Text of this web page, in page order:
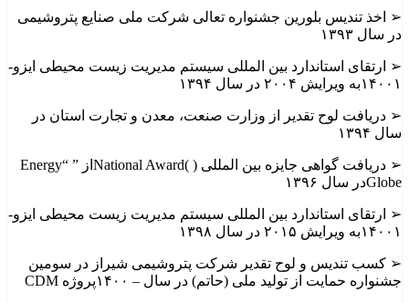
➢ اخذ تندیس بلورین جشنواره تعالی شرکت ملی صنایع پتروشیمی
در سال ۱۳۹۳
➢ ارتقای استاندارد بین المللی سیستم مدیریت زیست محیطی ایزو-
۱۴۰۰۱به ویرایش ۲۰۰۴ در سال ۱۳۹۴
➢ دریافت لوح تقدیر از وزارت صنعت، معدن و تجارت استان در
سال ۱۳۹۴
➢ دریافت گواهی جایزه بین المللی ( )National Awardاز ” “Energy
Globeدر سال ۱۳۹۶
➢ ارتقای استاندارد بین المللی سیستم مدیریت زیست محیطی ایزو-
۱۴۰۰۱به ویرایش ۲۰۱۵ در سال ۱۳۹۸
➢ کسب تندیس و لوح تقدیر شرکت پتروشیمی شیراز در سومین
جشنواره حمایت از تولید ملی (حاتم) در سال – ۱۴۰۰پروژه CDM